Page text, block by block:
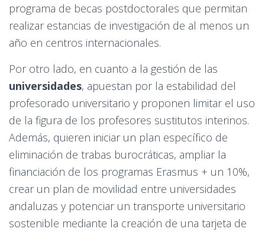
programa de becas postdoctorales que permitan
realizar estancias de investigación de al menos un
año en centros internacionales.
Por otro lado, en cuanto a la gestión de las
universidades, apuestan por la estabilidad del
profesorado universitario y proponen limitar el uso
de la figura de los profesores sustitutos interinos.
Además, quieren iniciar un plan específico de
eliminación de trabas burocráticas, ampliar la
financiación de los programas Erasmus + un 10%,
crear un plan de movilidad entre universidades
andaluzas y potenciar un transporte universitario
sostenible mediante la creación de una tarjeta de